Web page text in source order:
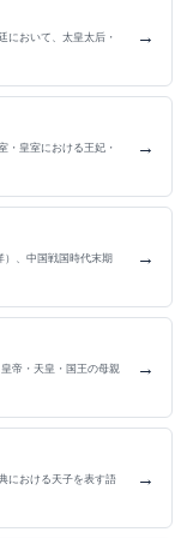
において、太皇太后・ →
・皇室における王妃・ →
、中国戦国時代末期 →
帝・天皇・国王の母親 →
における天子を表す語 →